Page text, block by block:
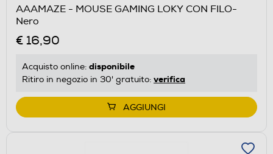
AAAMAZE - MOUSE GAMING LOKY CON FILO-
Nero
€ 16,90
Acquisto online: disponibile
Ritiro in negozio in 30' gratuito: verifica
AGGIUNGI